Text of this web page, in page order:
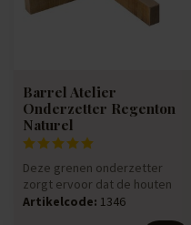
Barrel Atelier
Onderzetter Regenton
Naturel
Deze grenen onderzetter
zorgt ervoor dat de houten
regenton hoger staat en de
Artikelcode: 1346